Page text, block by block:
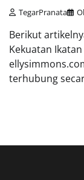
TegarPranata
Berikut
Kekuatan
terhubung